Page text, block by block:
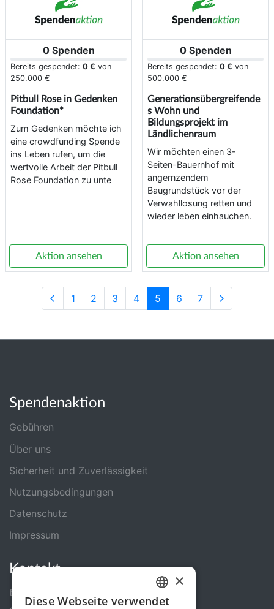
0 Spenden
Bereits gespendet: 0 € von
250.000 €
Pitbull Rose in Gedenken
Foundation*
Zum Gedenken möchte ich
eine crowdfunding Spende
ins Leben rufen, um die
wertvolle Arbeit der Pitbull
Rose Foundation zu unte
Aktion ansehen
0 Spenden
Bereits gespendet: 0 € von
500.000 €
Generationsübergreifende
s Wohn und
Bildungsprojekt im
Ländlichenraum
Wir möchten einen 3-
Seiten-Bauernhof mit
angernzendem
Baugrundstück vor der
Verwahllosung retten und
wieder leben einhauchen.
Aktion ansehen
1 2 3 4 5 6 7
Spendenaktion
Gebühren
Über uns
Sicherheit und Zuverlässigkeit
Nutzungsbedingungen
Datenschutz
Impressum
Kontakt
GERMAN
×
Diese Webseite verwendet